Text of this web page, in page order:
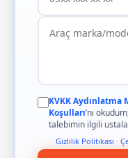
KVKK Aydınlatma
Koşulları’nı
talebimin ilgili
Gizlilik Politikası ·